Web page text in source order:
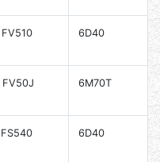
6D40
6M70T
6D40